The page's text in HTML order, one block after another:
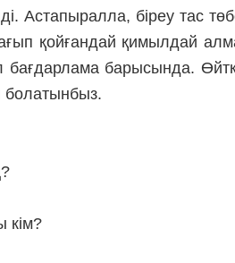
Ас­тапыралла, біреу тас
қойғандай қимылдай
барысында.
кім?